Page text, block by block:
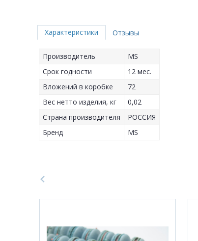
Характеристики
Производитель
MS
Срок годности
12 мес.
Вложений в коробке
72
Вес нетто изделия, кг
0,02
Страна производителя
РОССИЯ
Бренд
MS
Отзывы